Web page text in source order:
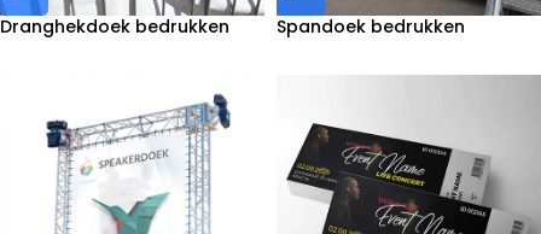
Dranghekdoek bedrukken Spandoek bedrukken